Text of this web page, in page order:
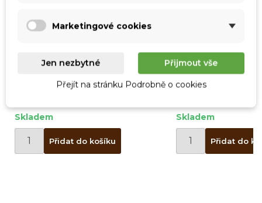
Dárkový set - Fotbal - mléčná
Skladem
Přidat do košíku
Pohár z mléčné
Skladem
Přidat do
Marketingové cookies
Jen nezbytné Přijmout vše
Přejít na stránku Podrobně o cookies